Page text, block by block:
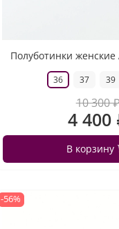
Полуботинки женские
36 37 39
10 300
4 400
В корзину
-56%